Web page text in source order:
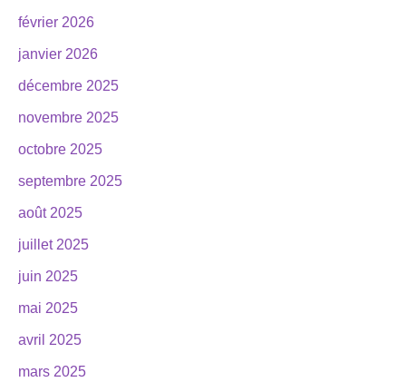
février 2026
janvier 2026
décembre 2025
novembre 2025
octobre 2025
septembre 2025
août 2025
juillet 2025
juin 2025
mai 2025
avril 2025
mars 2025